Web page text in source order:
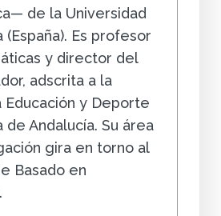
de la Universidad
(España). Es profesor
y director del
adscrita a la
Educación y Deporte
de Andalucía. Su área
gira en torno al
Basado en